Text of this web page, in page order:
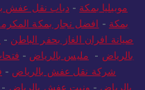
موبيليا بمكة -دباب نقل عفش
بمكة - افضل نجار بمكة
صيانة افران الغاز بحفر الباطن -
بالرياض - مليس بالرياض -
شركة نقل عفش بالرياض -
بالرياض - ونيت عفش بالرياض -